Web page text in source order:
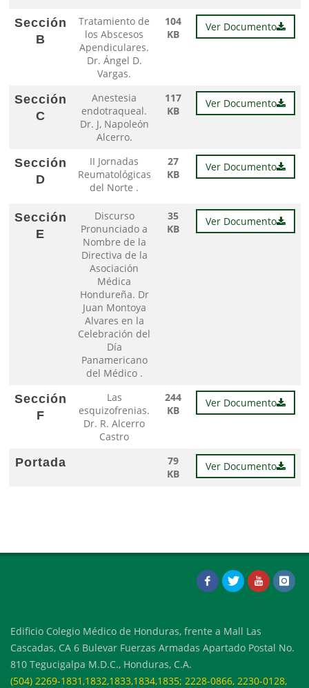
Sección
B
Tratamiento de
los Abscesos
Apendiculares.
Dr. Ángel D.
Vargas.
104
KB
Ver Documento
Sección
C
Anestesia
endotraqueal.
Dr. J, Napoleón
Alcerro.
117
KB
Ver Documento
Sección
D
II Jornadas
Reumatológicas
del Norte .
27
KB
Ver Documento
Sección
E
Discurso
Pronunciado a
Nombre de la
Directiva de la
Asociación
Médica
Hondureña. Dr
Juan Montoya
Alvares en la
Celebración del
Día
Panamericano
del Médico .
35
KB
Ver Documento
Sección
F
Las
esquizofrenias.
Dr. R. Alcerro
Castro
244
KB
Ver Documento
Portada
79
KB
Ver Documento
Edificio Colegio Médico de Honduras, frente a Mall Las
Cascadas, CA 6 Bulevar Fuerzas Armadas Apartado Postal No.
810 Tegucigalpa M.D.C., Honduras, C.A.
(504) 2269-1831,1832,1833,1834,1835; 2228-0866, 2230-0128,